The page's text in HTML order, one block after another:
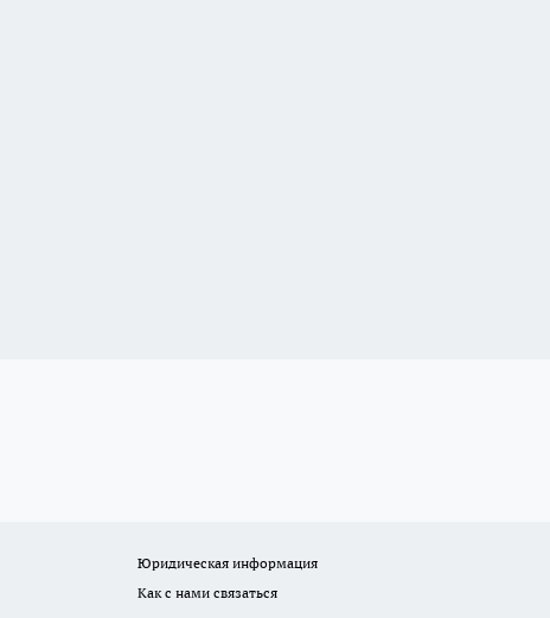
Юридическая информация
Как с нами связаться